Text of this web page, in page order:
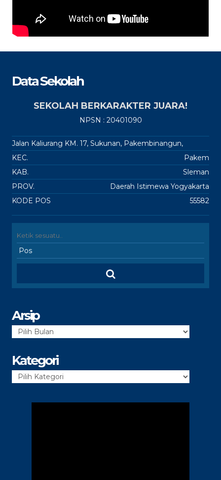
Data Sekolah
SEKOLAH BERKARAKTER JUARA!
NPSN : 20401090
Jalan Kaliurang KM. 17, Sukunan, Pakembinangun,
KEC.
Pakem
KAB.
Sleman
PROV.
Daerah Istimewa Yogyakarta
KODE POS
55582
Arsip
Arsip
Kategori
Kategori